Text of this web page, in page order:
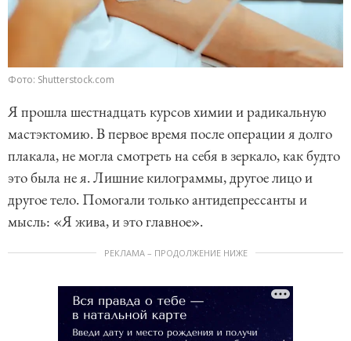
Фото: Shutterstock.com
Я прошла шестнадцать курсов химии и радикальную
мастэктомию. В первое время после операции я долго
плакала, не могла смотреть на себя в зеркало, как будто
это была не я. Лишние килограммы, другое лицо и
другое тело. Помогали только антидепрессанты и
мысль: «Я жива, и это главное».
РЕКЛАМА – ПРОДОЛЖЕНИЕ НИЖЕ